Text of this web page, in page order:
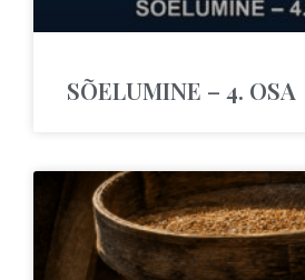
SÕELUMINE – 4. OSA